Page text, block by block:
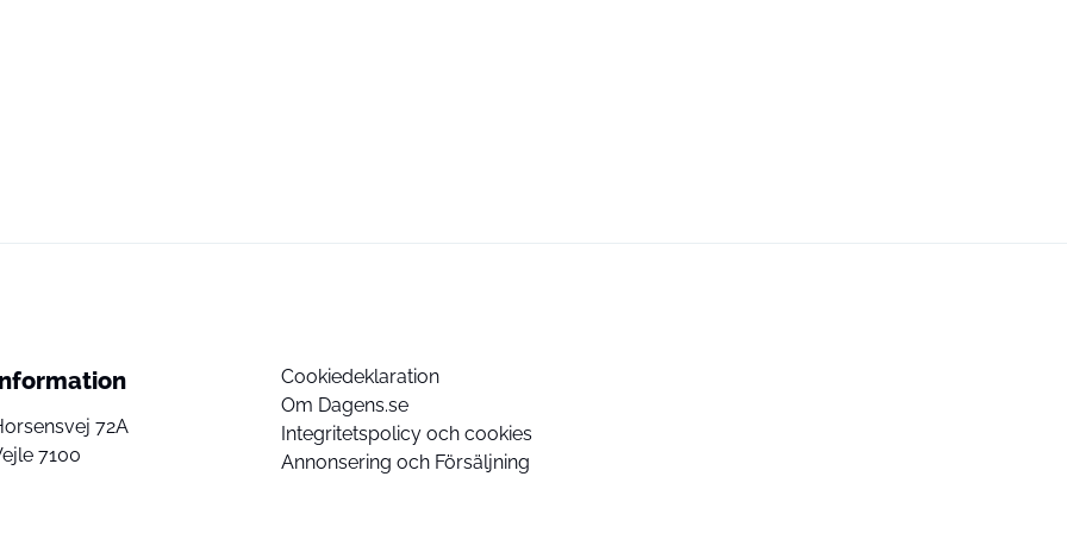
72A
7100
Cookiedeklaration
Om Dagens.se
Integritetspolicy och cookies
Annonsering och Försäljning